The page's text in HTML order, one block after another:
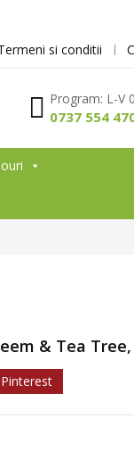
si conditii
Program: L-V
0737 554
& Tea
Pinterest